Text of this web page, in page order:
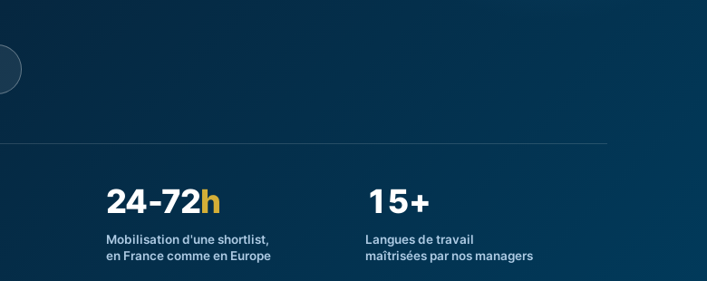
24-72h
Mobilisation d'une shortlist,
en France comme en Europe
15+
Langues de travail
maîtrisées par nos managers